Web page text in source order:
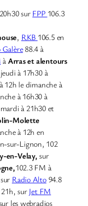
surFPP 106.3
, RKB 106.5 en
88.4 à
àArras et alentours
à 17h30 à
12h le dimanche à
à 16h30 à
mardi à 21h30 et
Molette
à 12h en
sur-Lignon, 102
en-Velay,sur
102.3 FM à
Radio Alto94.8
sur Jet FM
les webradios